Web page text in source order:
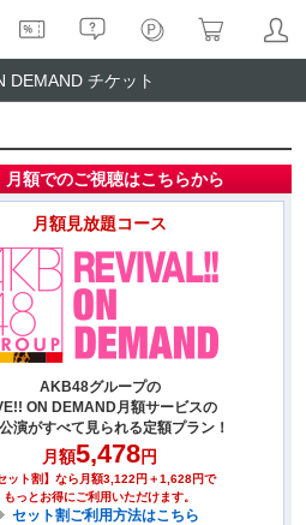
DEMAND チケット
月額でのご視聴はこちらから
月額見放題コース
AKB48グループの
ON DEMAND月額サービスの
演がすべて見られる定額プラン！
月額5,478円
ット割】なら月額3,122円＋1,628円で
もっとお得にご利用いただけます。
セット割ご利用方法はこちら